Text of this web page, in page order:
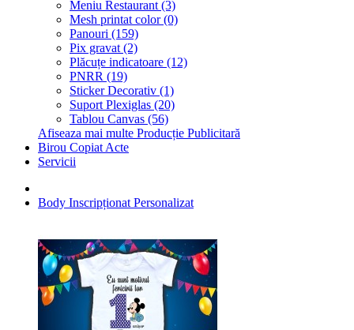
Meniu Restaurant (3)
Mesh printat color (0)
Panouri (159)
Pix gravat (2)
Plăcuțe indicatoare (12)
PNRR (19)
Sticker Decorativ (1)
Suport Plexiglas (20)
Tablou Canvas (56)
Afiseaza mai multe Producție Publicitară
Birou Copiat Acte
Servicii
Body Inscripționat Personalizat